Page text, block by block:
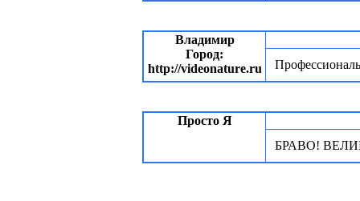
Владимир
Город:
http://videonature.ru
Просто Я
БРАВО!